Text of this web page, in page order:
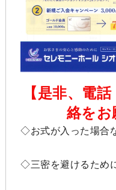
【是非、電
絡をお
◇お式が入った場合
◇三密を避けるため